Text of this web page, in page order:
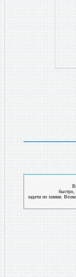
быстро,
задачи по химии.